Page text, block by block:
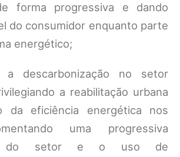
forma progressiva e dando
do consumidor enquanto parte
energético;
a descarbonização no setor
a reabilitação urbana
da eficiência energética nos
uma progressiva
do setor e o uso de